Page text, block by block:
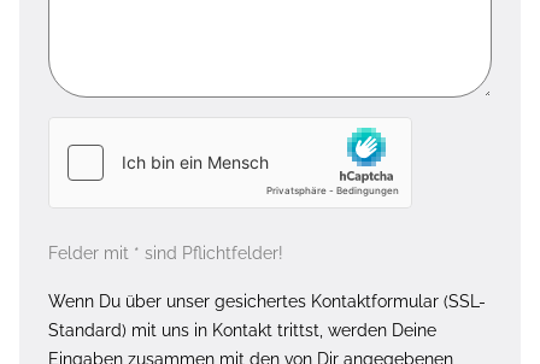
Felder mit * sind Pflichtfelder!
Wenn Du über unser gesichertes Kontaktformular (SSL-
Standard) mit uns in Kontakt trittst, werden Deine
Eingaben zusammen mit den von Dir angegebenen